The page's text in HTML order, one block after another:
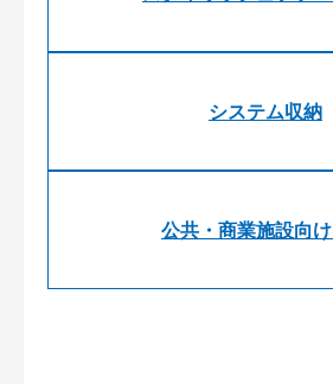
システム収納
公共・商業施設向